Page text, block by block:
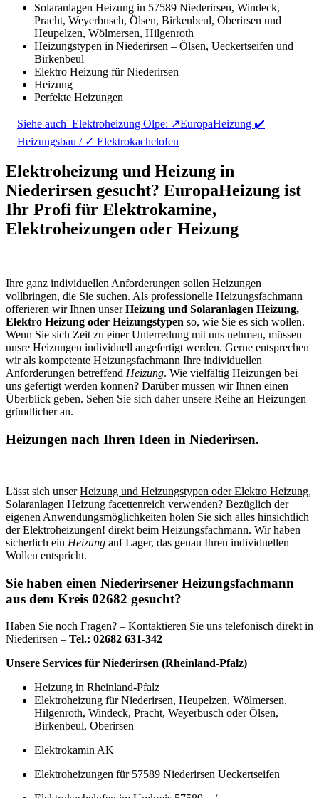
Solaranlagen Heizung in 57589 Niederirsen, Windeck,
Pracht, Weyerbusch, Ölsen, Birkenbeul, Oberirsen und
Heupelzen, Wölmersen, Hilgenroth
Heizungstypen in Niederirsen – Ölsen, Ueckertseifen und
Birkenbeul
Elektro Heizung für Niederirsen
Heizung
Perfekte Heizungen
Siehe auch Elektroheizung Olpe: ↗️EuropaHeizung ✔️
Heizungsbau / ✓ Elektrokachelofen
Elektroheizung und Heizung in
Niederirsen gesucht? EuropaHeizung ist
Ihr Profi für Elektrokamine,
Elektroheizungen oder Heizung
Ihre ganz individuellen Anforderungen sollen Heizungen
vollbringen, die Sie suchen. Als professionelle Heizungsfachmann
offerieren wir Ihnen unserHeizung und Solaranlagen Heizung,
Elektro Heizung oder Heizungstypen so, wie Sie es sich wollen.
Wenn Sie sich Zeit zu einer Unterredung mit uns nehmen, müssen
unsre Heizungen individuell angefertigt werden. Gerne entsprechen
wir als kompetente Heizungsfachmann Ihre individuellen
Anforderungen betreffend Heizung. Wie vielfältig Heizungen bei
uns gefertigt werden können? Darüber müssen wir Ihnen einen
Überblick geben. Sehen Sie sich daher unsere Reihe an Heizungen
gründlicher an.
Heizungen nach Ihren Ideen in Niederirsen.
Lässt sich unserHeizung und Heizungstypen oder Elektro Heizung,
Solaranlagen Heizung facettenreich verwenden? Bezüglich der
eigenen Anwendungsmöglichkeiten holen Sie sich alles hinsichtlich
der Elektroheizungen! direkt beim Heizungsfachmann. Wir haben
sicherlich ein Heizung auf Lager, das genau Ihren individuellen
Wollen entspricht.
Sie haben einen Niederirsener Heizungsfachmann
aus dem Kreis 02682 gesucht?
Haben Sie noch Fragen? – Kontaktieren Sie uns telefonisch direkt in
Niederirsen – Tel.: 02682 631-342
Unsere Services für Niederirsen (Rheinland-Pfalz)
Heizung in Rheinland-Pfalz
Elektroheizung für Niederirsen, Heupelzen, Wölmersen,
Hilgenroth, Windeck, Pracht, Weyerbusch oder Ölsen,
Birkenbeul, Oberirsen
Elektrokamin AK
Elektroheizungen für 57589 Niederirsen Ueckertseifen